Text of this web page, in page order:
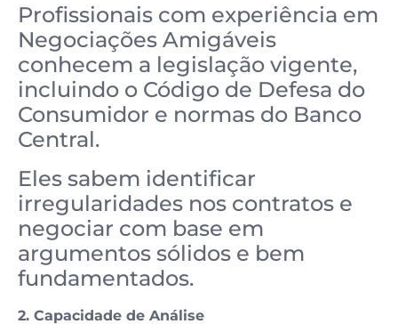
Profissionais com experiência em
Negociações Amigáveis
conhecem a legislação vigente,
incluindo o Código de Defesa do
Consumidor e normas do Banco
Central.
Eles sabem identificar
irregularidades nos contratos e
negociar com base em
argumentos sólidos e bem
fundamentados.
2. Capacidade de Análise